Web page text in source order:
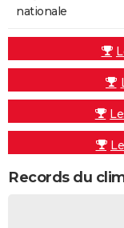
nationale
Records du